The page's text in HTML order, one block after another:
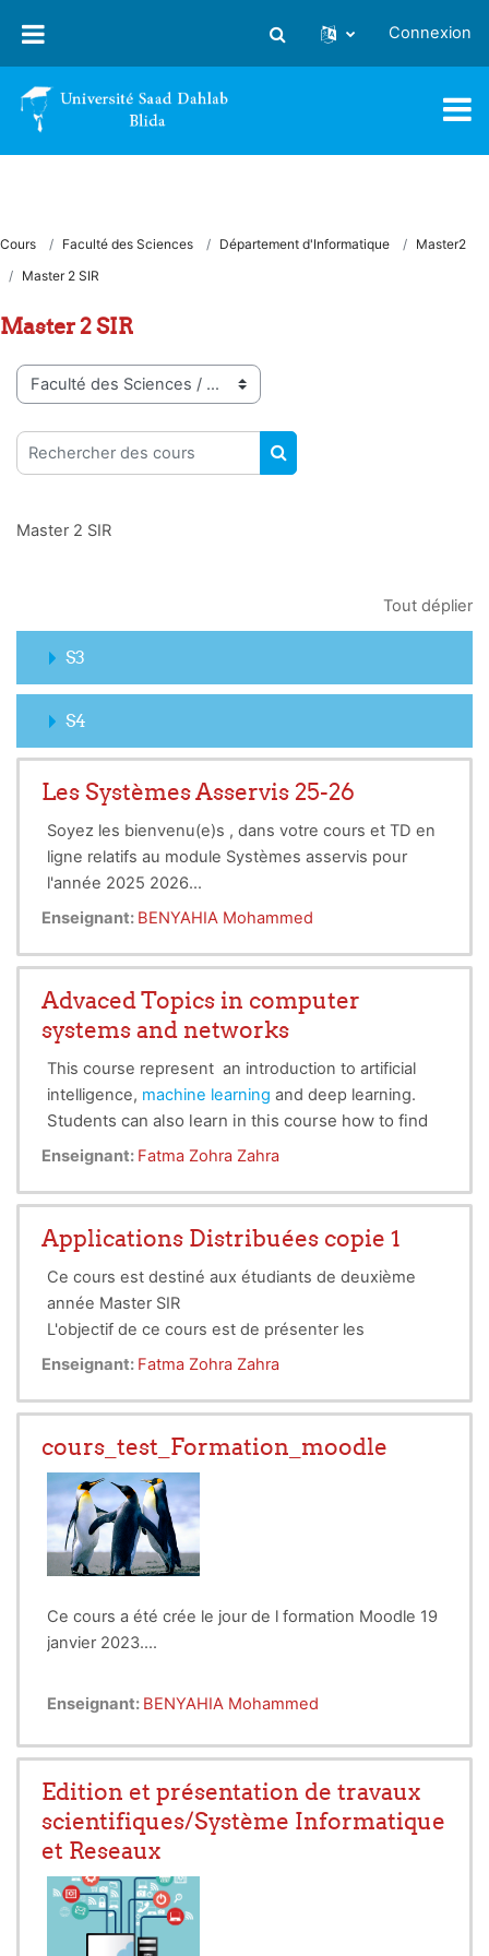
Activer/désactiver la saisie
Connexion
Cours Faculté des Sciences Département d'Informatique
Master2
Master 2 SIR
Master 2 SIR
Catégories de cours
Rechercher des cours
RECHERCHER DES
Master 2 SIR
Tout déplier
S3
S4
Les Systèmes Asservis 25-26
Soyez les bienvenu(e)s , dans votre cours et TD en
ligne relatifs au module Systèmes asservis pour
l'année 2025 2026...
Enseignant: BENYAHIA Mohammed
Advaced Topics in computer
systems and networks
This course represent an introduction to artificial
intelligence, machine learning and deep learning.
Students can also learn in this course how to find
good scientific papers for a topic and how to read
This course is intended for second-year Master SIR
students. It introduces them to current topics in this
field and to scientific research in general.
Enseignant: Fatma Zohra Zahra
Applications Distribuées copie 1
Ce cours est destiné aux étudiants de deuxième
année Master SIR
L'objectif de ce cours est de présenter les
méthodes de communication dans les systèmes
d’applications web.
Enseignant: Fatma Zohra Zahra
cours_test_Formation_moodle
Ce cours a été crée le jour de l formation Moodle 19
janvier 2023....
Enseignant: BENYAHIA Mohammed
Edition et présentation de travaux
scientifiques/Système Informatique
et Reseaux